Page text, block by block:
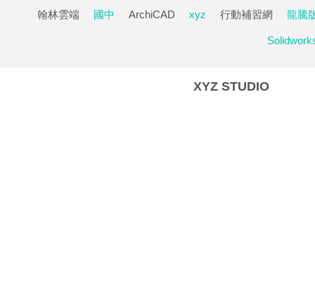
翰林雲端 國中 ArchiCAD xyz 行動補習網 龍騰
XYZ STUDIO